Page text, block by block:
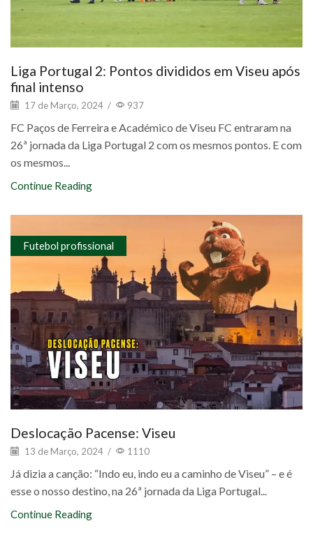
Liga Portugal 2: Pontos divididos em Viseu após
final intenso
17 de Março, 2024 / 937
FC Paços de Ferreira e Académico de Viseu FC entraram na
26ª jornada da Liga Portugal 2 com os mesmos pontos. E com
os mesmos...
Continue Reading
Futebol profissional
Deslocação Pacense: Viseu
13 de Março, 2024 / 1110
Já dizia a canção: “Indo eu, indo eu a caminho de Viseu” – e é
esse o nosso destino, na 26ª jornada da Liga Portugal...
Continue Reading